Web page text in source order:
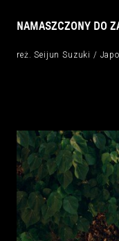
NAMASZCZONY DO
reż. Seijun Suzuki /